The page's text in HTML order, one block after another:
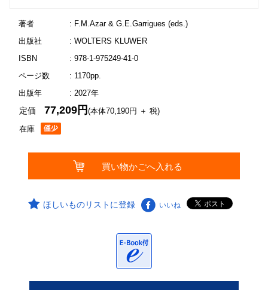
著者
: F.M.Azar & G.E.Garrigues (eds.)
出版社
: WOLTERS KLUWER
ISBN
: 978-1-975249-41-0
ページ数
: 1170pp.
出版年
: 2027年
在庫
定価77,209円(本体70,190円 ＋ 税)
ほしいものリストに登録 いいね